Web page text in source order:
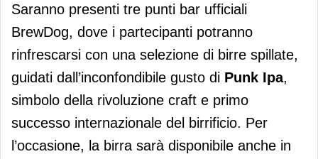
Saranno presenti tre punti bar ufficiali
BrewDog, dove i partecipanti potranno
rinfrescarsi con una selezione di birre spillate,
guidati dall’inconfondibile gusto di Punk Ipa,
simbolo della rivoluzione craft e primo
successo internazionale del birrificio. Per
l’occasione, la birra sarà disponibile anche in